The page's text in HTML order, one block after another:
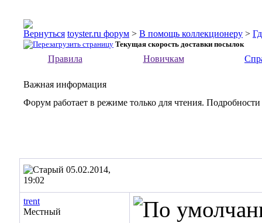
toyster.ru форум > В помощь коллекционеру >
Текущая скорость доставки посылок
Правила Новичкам
Важная информация
Форум работает в режиме только для чтения.
05.02.2014,
19:02
trent
Местный